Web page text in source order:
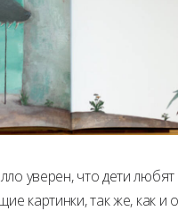
уверен, что дети
картинки, так же, как и